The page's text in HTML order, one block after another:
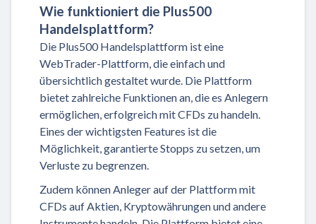
Wie funktioniert die Plus500
Handelsplattform?
Die Plus500 Handelsplattform ist eine
WebTrader-Plattform, die einfach und
übersichtlich gestaltet wurde. Die Plattform
bietet zahlreiche Funktionen an, die es Anlegern
ermöglichen, erfolgreich mit CFDs zu handeln.
Eines der wichtigsten Features ist die
Möglichkeit, garantierte Stopps zu setzen, um
Verluste zu begrenzen.
Zudem können Anleger auf der Plattform mit
CFDs auf Aktien, Kryptowährungen und andere